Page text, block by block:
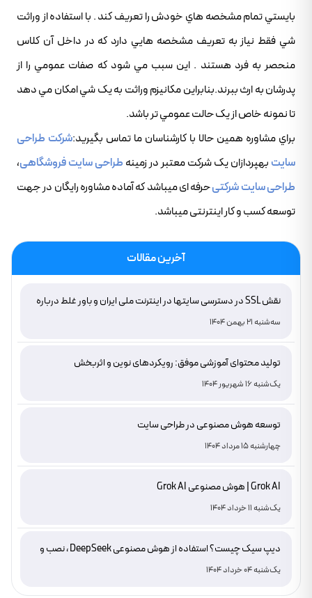
بايستي تمام مشخصه هاي خودش را تعريف کند . با استفاده از وراثت
شي فقط نياز به تعريف مشخصه هايي دارد که در داخل آن کلاس
منحصر به فرد هستند . اين سبب مي شود که صفات عمومي را از
پدرشان به ارث ببرند.بنابراين مکانيزم وراثت به يک شي امکان مي دهد
تا نمونه خاص از يک حالت عمومي تر باشد.
براي مشاوره همين حالا با کارشناسان ما تماس بگيريد:شرکت طراحی
سایت بهپردازان یک شرکت معتبر در زمینه طراحی سایت فروشگاهی،
طراحی سایت شرکتیحرفه ای میباشد که آماده مشاوره رایگان در جهت
توسعه کسب و کار اینترنتی میباشد.
آخرین مقالات
نقش SSL در دسترسی سایتها در اینترنت ملی ایران و باور غلط درباره
سه‌شنبه 21 بهمن 1404
تولید محتوای آموزشی موفق: رویکردهای نوین و اثربخش
یک‌شنبه 16 شهریور 1404
توسعه هوش مصنوعی در طراحی سایت
چهارشنبه 15 مرداد 1404
Grok AI | هوش مصنوعی Grok AI
یک‌شنبه 11 خرداد 1404
دیپ سیک چیست؟ استفاده از هوش مصنوعی DeepSeek ، نصب و
دانلود
یک‌شنبه 04 خرداد 1404